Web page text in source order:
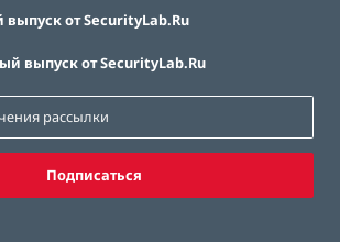
от SecurityLab.Ru
выпуск от SecurityLab.Ru
Подписаться